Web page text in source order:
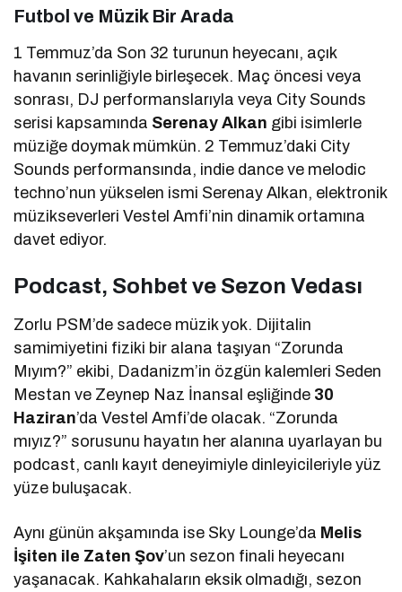
Futbol ve Müzik Bir Arada
1 Temmuz’da Son 32 turunun heyecanı, açık
havanın serinliğiyle birleşecek. Maç öncesi veya
sonrası, DJ performanslarıyla veya City Sounds
serisi kapsamında Serenay Alkan gibi isimlerle
müziğe doymak mümkün. 2 Temmuz’daki City
Sounds performansında, indie dance ve melodic
techno’nun yükselen ismi Serenay Alkan, elektronik
müzikseverleri Vestel Amfi’nin dinamik ortamına
davet ediyor.
Podcast, Sohbet ve Sezon Vedası
Zorlu PSM’de sadece müzik yok. Dijitalin
samimiyetini fiziki bir alana taşıyan “Zorunda
Mıyım?” ekibi, Dadanizm’in özgün kalemleri Seden
Mestan ve Zeynep Naz İnansal eşliğinde 30
Haziran’da Vestel Amfi’de olacak. “Zorunda
mıyız?” sorusunu hayatın her alanına uyarlayan bu
podcast, canlı kayıt deneyimiyle dinleyicileriyle yüz
yüze buluşacak.
Aynı günün akşamında ise Sky Lounge’da Melis
İşiten ile Zaten Şov’un sezon finali heyecanı
yaşanacak. Kahkahaların eksik olmadığı, sezon